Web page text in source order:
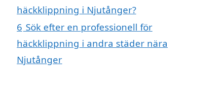
häckklippning i Njutånger?
6 Sök efter en professionell för
häckklippning i andra städer nära
Njutånger